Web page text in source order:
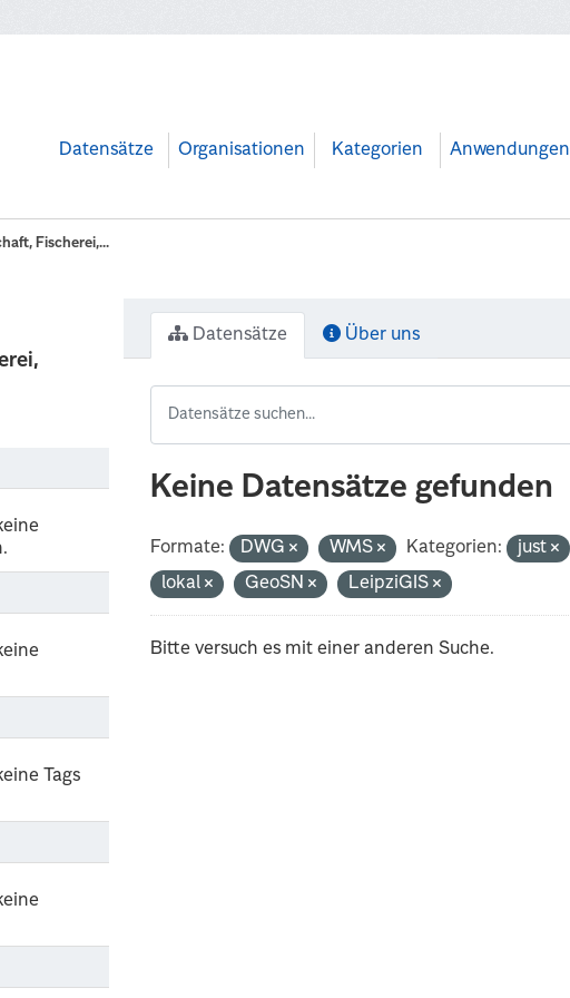
Datensätze Organisationen Kategorien Anwendungen
Fischerei,...
Tags
Datensätze Über uns
Keine Datensätze gefunden
Formate: DWG WMS Kategorien: just
lokal
GeoSN LeipziGIS
Bitte versuch es mit einer anderen Suche.